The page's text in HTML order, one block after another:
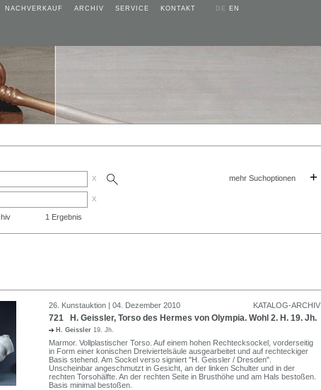
NACHVERKAUF ARCHIV SERVICE KONTAKT DE EN
x mehr Suchoptionen +
x
1 Ergebnis
26. Kunstauktion | 04. Dezember 2010 KATALOG-ARCHIV
721 H. Geissler, Torso des Hermes von Olympia. Wohl 2. H. 19. Jh.
H. Geissler 19. Jh.
Marmor. Vollplastischer Torso. Auf einem hohen Rechtecksockel, vorderseitig
in Form einer konischen Dreiviertelsäule ausgearbeitet und auf rechteckiger
Basis stehend. Am Sockel verso signiert "H. Geissler / Dresden".
Unscheinbar angeschmutzt in Gesicht, an der linken Schulter und in der
rechten Torsohälfte. An der rechten Seite in Brusthöhe und am Hals bestoßen.
Basis minimal bestoßen.